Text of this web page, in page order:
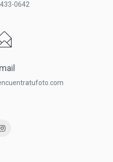
0642